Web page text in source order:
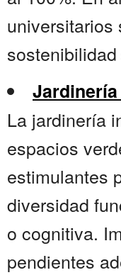
universitarios
La jardinería
espacios
estimulantes
diversidad
o cognitiva.
pendientes